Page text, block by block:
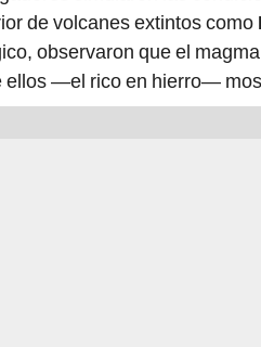
de volcanes extintos como
observaron que el
ellos —el rico en hierro—